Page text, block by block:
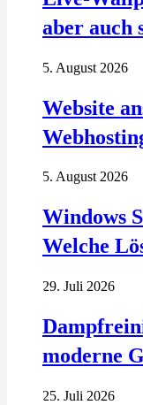
aber auch
5. August 2026
Website
5. August 2026
Windows
Welche
29. Juli 2026
moderne
25. Juli 2026